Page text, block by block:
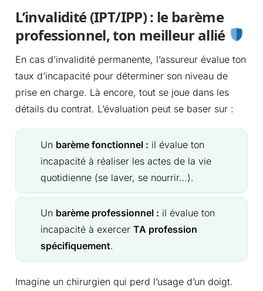
L’invalidité (IPT/IPP) : le barème
professionnel, ton meilleur allié
En cas d’invalidité permanente, l’assureur évalue ton
taux d’incapacité pour déterminer son niveau de
prise en charge. Là encore, tout se joue dans les
détails du contrat. L’évaluation peut se baser sur :
Un barème fonctionnel : il évalue ton
incapacité à réaliser les actes de la vie
quotidienne (se laver, se nourrir…).
Un barème professionnel : il évalue ton
incapacité à exercerTA profession
spécifiquement.
Imagine un chirurgien qui perd l’usage d’un doigt.